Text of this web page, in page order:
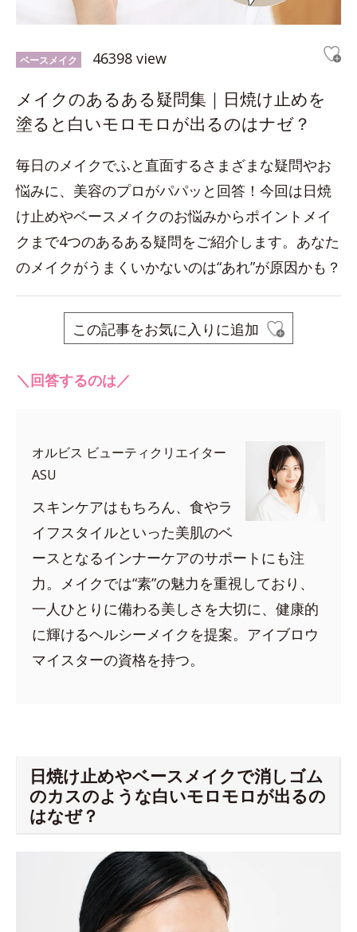
ベースメイク 46398 view
メイクのあるある疑問集｜日焼け止めを
塗ると白いモロモロが出るのはナゼ？
毎日のメイクでふと直面するさまざまな疑問やお
悩みに、美容のプロがパパッと回答！今回は日焼
け止めやベースメイクのお悩みからポイントメイ
クまで4つのあるある疑問をご紹介します。あなた
のメイクがうまくいかないのは“あれ”が原因かも？
この記事をお気に入りに追加
＼回答するのは／
オルビス ビューティクリエイター
ASU
スキンケアはもちろん、食やラ
イフスタイルといった美肌のベ
ースとなるインナーケアのサポートにも注
力。メイクでは“素”の魅力を重視しており、
一人ひとりに備わる美しさを大切に、健康的
に輝けるヘルシーメイクを提案。アイブロウ
マイスターの資格を持つ。
日焼け止めやベースメイクで消しゴム
のカスのような白いモロモロが出るの
はなぜ？